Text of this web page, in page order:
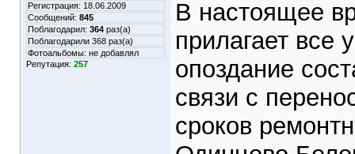
Регистрация: 18.06.2009
Сообщений: 845
Поблагодарил: 364 раз(а)
Поблагодарили 368 раз(а)
Фотоальбомы: не добавлял
Репутация: 257
В настоящее
прилагает все
опоздание
связи с
сроков